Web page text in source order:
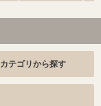
カテゴリから探す